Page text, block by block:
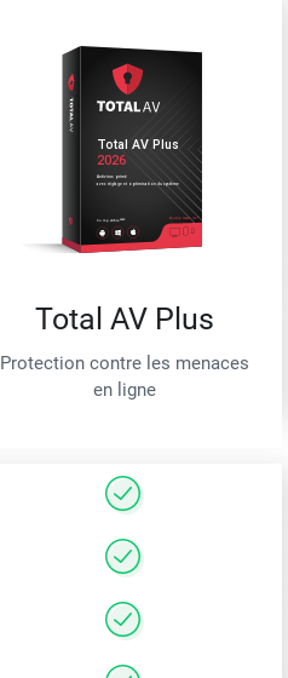
Total AV Plus
Protection contre les menaces
en ligne